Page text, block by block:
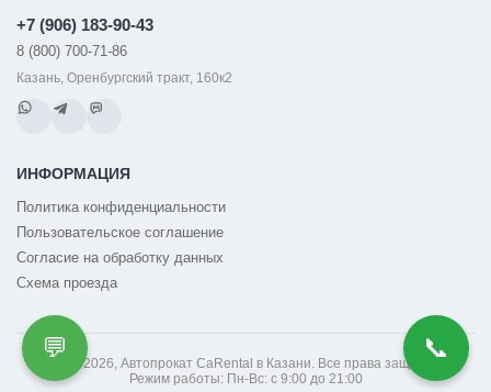
+7 (906) 183-90-43
8 (800) 700-71-86
Казань, Оренбургский тракт, 160к2
ИНФОРМАЦИЯ
Политика конфиденциальности
Пользовательское соглашение
Согласие на обработку данных
Схема проезда
© 2014-2026, Автопрокат CaRental в Казани. Все права защищены.
Режим работы: Пн-Вс: с 9:00 до 21:00
📞
💬